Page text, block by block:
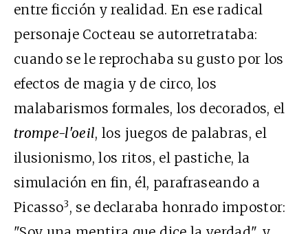
entre ficción y realidad. En ese radical
personaje Cocteau se autorretrataba:
cuando se le reprochaba su gusto por los
efectos de magia y de circo, los
malabarismos formales, los decorados, el
trompe-l'oeil, los juegos de palabras, el
ilusionismo, los ritos, el pastiche, la
simulación en fin, él, parafraseando a
Picasso3, se declaraba honrado impostor: